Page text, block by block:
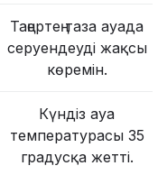
Таңертең таза ауада
серуендеуді жақсы
көремін.
Күндіз ауа
температурасы 35
градусқа жетті.